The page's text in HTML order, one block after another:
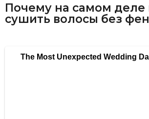
Почему на самом деле
сушить волосы без